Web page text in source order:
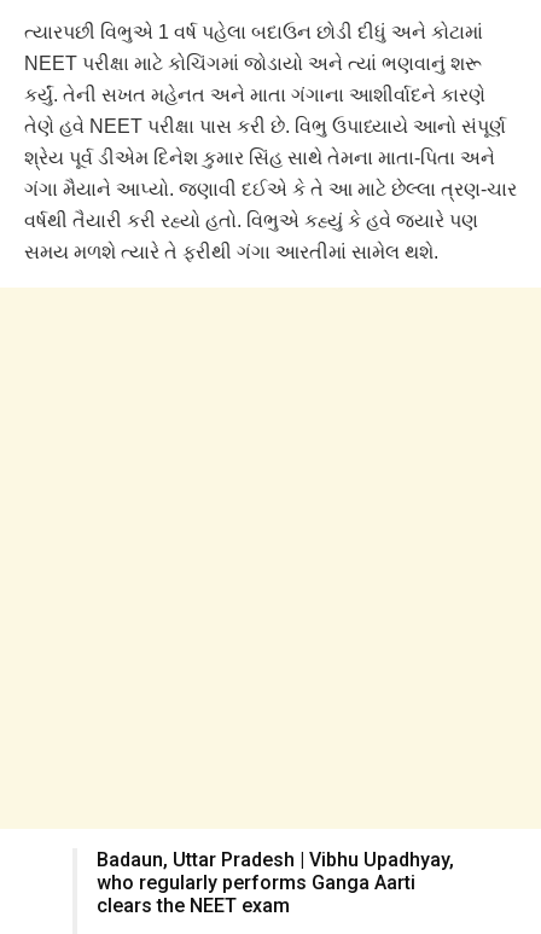
ત્યારપછી વિભુએ 1 વર્ષ પહેલા બદાઉન છોડી દીધું અને કોટામાં
NEET પરીક્ષા માટે કોચિંગમાં જોડાયો અને ત્યાં ભણવાનું શરૂ
કર્યું. તેની સખત મહેનત અને માતા ગંગાના આશીર્વાદને કારણે
તેણે હવે NEET પરીક્ષા પાસ કરી છે. વિભુ ઉપાધ્યાયે આનો સંપૂર્ણ
શ્રેય પૂર્વ ડીએમ દિનેશ કુમાર સિંહ સાથે તેમના માતા-પિતા અને
ગંગા મૈયાને આપ્યો. જણાવી દઈએ કે તે આ માટે છેલ્લા ત્રણ-ચાર
વર્ષથી તૈયારી કરી રહ્યો હતો. વિભુએ કહ્યું કે હવે જ્યારે પણ
સમય મળશે ત્યારે તે ફરીથી ગંગા આરતીમાં સામેલ થશે.
Badaun, Uttar Pradesh | Vibhu Upadhyay,
who regularly performs Ganga Aarti
clears the NEET exam